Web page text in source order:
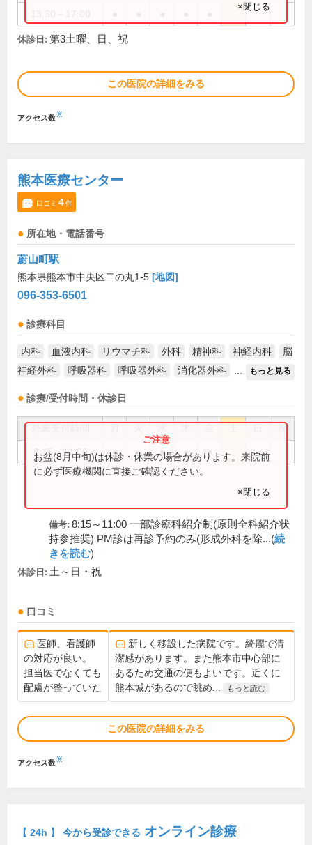
×閉じる
休診日: 第3土曜、日、祝
この医院の詳細をみる
アクセス数※
熊本医療センター
口コミ 4件
所在地・電話番号
蔚山町駅
熊本県熊本市中央区二の丸1-5 [地図]
096-353-6501
診療科目
内科 血液内科 リウマチ科 外科 精神科 神経内科
脳
神経外科
呼吸器科 呼吸器外科 消化器外科 もっと見る
診療/受付時間・休診日
祝
8:15～11:00 ● ● ● ● ●
お盆(8月中旬)は休診・休業の場合があります。来院前
に必ず医療機関に直接ご確認ください。
×閉じる
備考: 8:15～11:00 一部診療科紹介制(原則全科紹介状
持参推奨) PM診は再診予約のみ(形成外科を除...(続
きを読む)
休診日: 土～日・祝
口コミ
医師、看護師
の対応が良い。
担当医でなくても
配慮が整っていた
新しく移設した病院です。綺麗で清
潔感があります。また熊本市中心部に
あるため交通の便もよいです。近くに
熊本城があるので眺め...
もっと読む
この医院の詳細をみる
アクセス数※
【 24h 】 今から受診できる オンライン診療